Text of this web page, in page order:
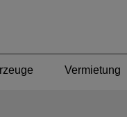
Vermietung